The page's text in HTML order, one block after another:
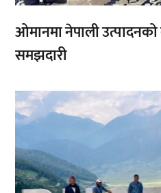
ओमानमा नेपाली उत्पादनको
समझदारी
,,